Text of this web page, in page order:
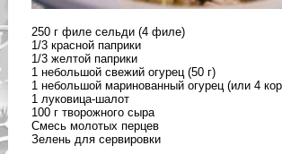
250 г филе сельди (4 филе)
1/3 красной паприки
1/3 желтой паприки
1 небольшой свежий огурец (50 г)
1 небольшой маринованный огурец (или 4
1 луковица-шалот
100 г творожного сыра
Смесь молотых перцев
Зелень для сервировки